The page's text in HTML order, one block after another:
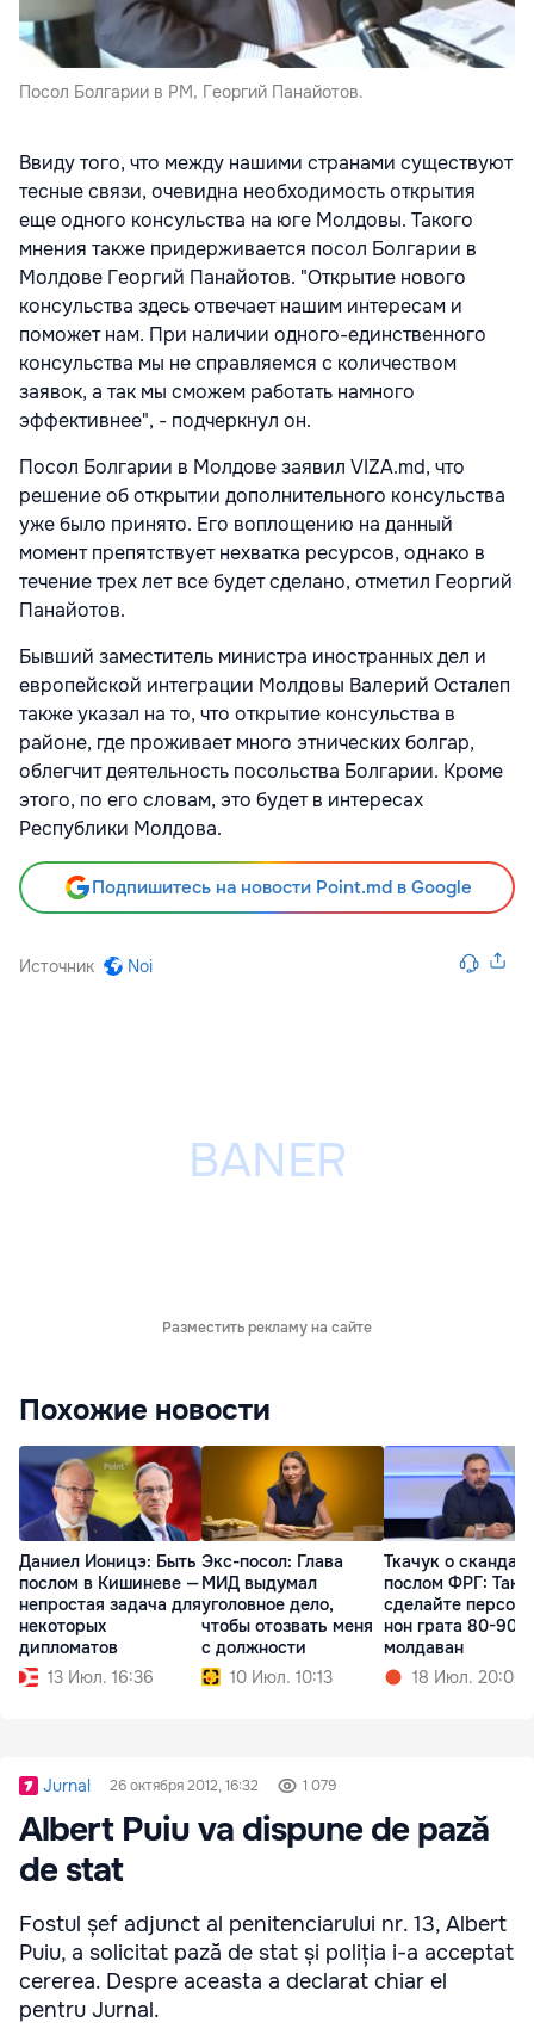
Посол Болгарии в РМ, Георгий Панайотов.
Ввиду того, что между нашими странами существуют
тесные связи, очевидна необходимость открытия
еще одного консульства на юге Молдовы. Такого
мнения также придерживается посол Болгарии в
Молдове Георгий Панайотов. "Открытие нового
консульства здесь отвечает нашим интересам и
поможет нам. При наличии одного-единственного
консульства мы не справляемся с количеством
заявок, а так мы сможем работать намного
эффективнее", - подчеркнул он.
Посол Болгарии в Молдове заявил VIZA.md, что
решение об открытии дополнительного консульства
уже было принято. Его воплощению на данный
момент препятствует нехватка ресурсов, однако в
течение трех лет все будет сделано, отметил Георгий
Панайотов.
Бывший заместитель министра иностранных дел и
европейской интеграции Молдовы Валерий Осталеп
также указал на то, что открытие консульства в
районе, где проживает много этнических болгар,
облегчит деятельность посольства Болгарии. Кроме
этого, по его словам, это будет в интересах
Республики Молдова.
Подпишитесь на новости Point.md в Google
Источник Noi
Разместить рекламу на сайте
Похожие новости
Даниел Ионицэ: Быть
послом в Кишиневе —
непростая задача для
некоторых
дипломатов
13 Июл. 16:36
Экс-посол: Глава
МИД выдумал
уголовное дело,
чтобы отозвать меня
с должности
10 Июл. 10:13
Ткачук о
послом ФРГ: Так
сделайте
нон грата 80-90%
молдаван
18 Июл. 20:00
Jurnal 26 октября 2012, 16:32 1 079
Albert Puiu va dispune de pază
de stat
Fostul șef adjunct al penitenciarului nr. 13, Albert
Puiu, a solicitat pază de stat și poliția i-a acceptat
cererea. Despre aceasta a declarat chiar el
pentru Jurnal.